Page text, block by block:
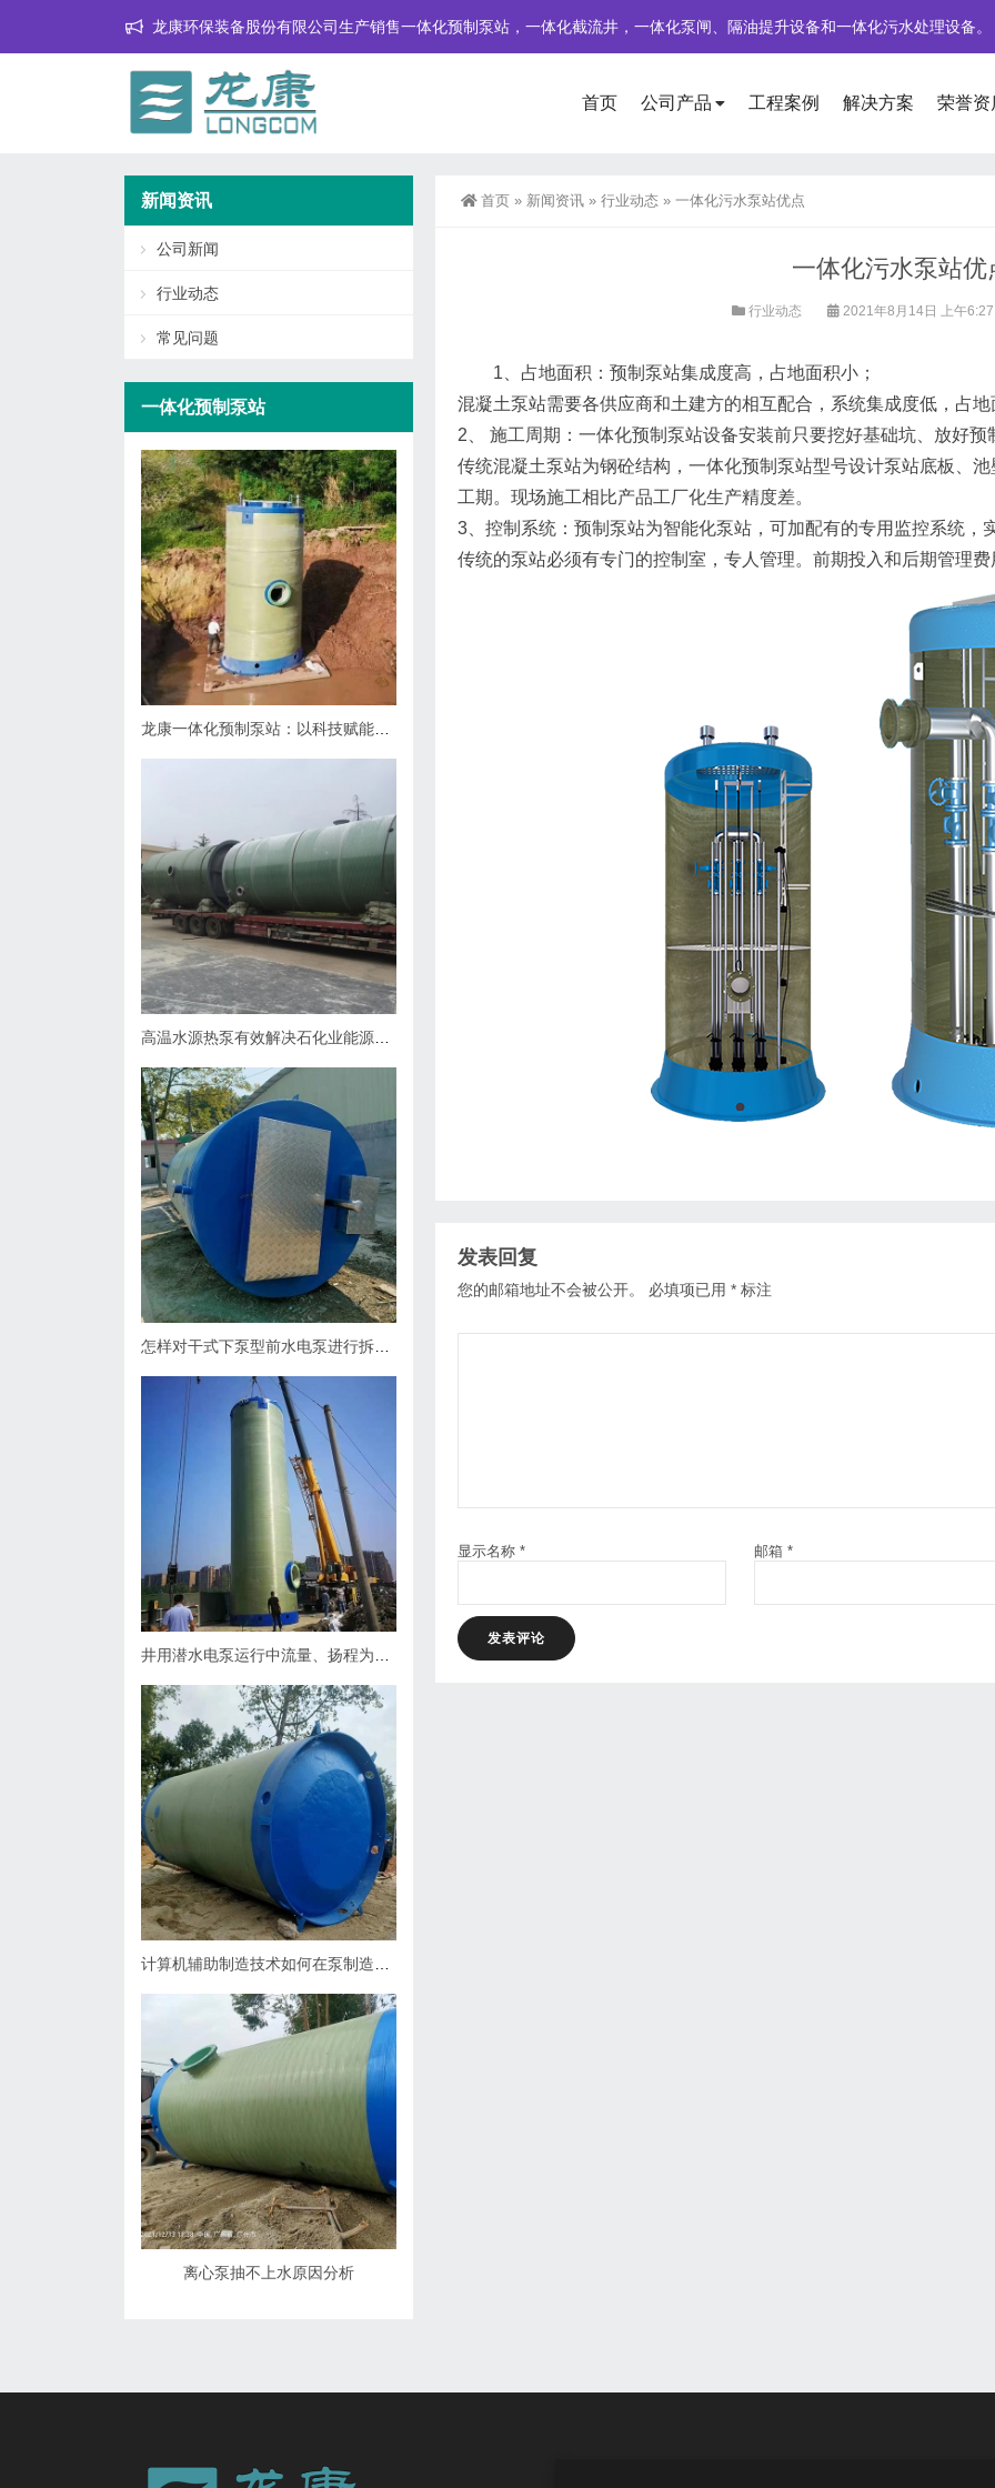
龙康环保装备股份有限公司生产销售一体化预制泵站，一体化截流井，一体化泵闸、隔油提升设备和一体化污水处理设备。
首页 公司产品 工程案例 解决方案 荣誉资
首页 » 新闻资讯 » 行业动态 » 一体化污水泵站优点
一体化污水泵站优
行业动态 2021年8月14日 上午
1、占地面积：预制泵站集成度高，占地面积小；
混凝土泵站需要各供应商和土建方的相互配合，系统集成度低，占地
2、 施工周期：一体化预制泵站设备安装前只要挖好基础坑、放好
传统混凝土泵站为钢砼结构，一体化预制泵站型号设计泵站底板、
工期。现场施工相比产品工厂化生产精度差。
3、控制系统：预制泵站为智能化泵站，可加配有的专用监控系统，
传统的泵站必须有专门的控制室，专人管理。前期投入和后期管理费
发表回复
您的邮箱地址不会被公开。 必填项已用 * 标注
显示名称 * 邮箱 *
新闻资讯
公司新闻
行业动态
常见问题
一体化预制泵站
离心泵抽不上水原因分析